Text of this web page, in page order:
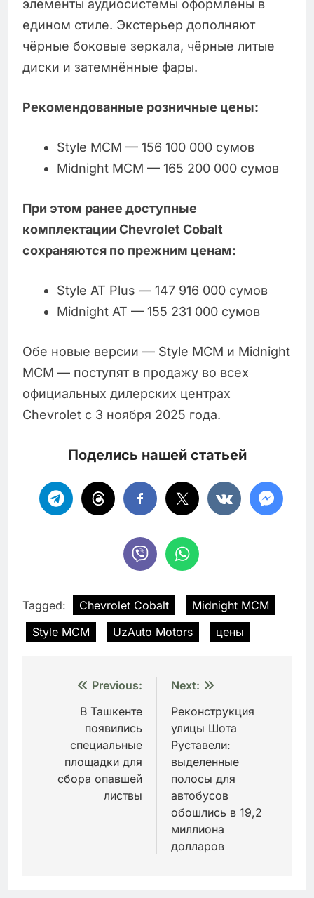
элементы аудиосистемы оформлены в
едином стиле. Экстерьер дополняют
чёрные боковые зеркала, чёрные литые
диски и затемнённые фары.
Рекомендованные розничные цены:
Style MCM — 156 100 000 сумов
Midnight MCM — 165 200 000 сумов
При этом ранее доступные
комплектации Chevrolet Cobalt
сохраняются по прежним ценам:
Style AT Plus — 147 916 000 сумов
Midnight AT — 155 231 000 сумов
Обе новые версии — Style MCM и Midnight
MCM — поступят в продажу во всех
официальных дилерских центрах
Chevrolet с 3 ноября 2025 года.
Поделись нашей статьей
Tagged: Chevrolet Cobalt
Midnight MCM
Style MCM
UzAuto Motors цены
Навигация
записям
Previous:
В Ташкенте
появились
специальные
площадки для
сбора опавшей
листвы
Next:
Реконструкция
улицы Шота
Руставели:
выделенные
полосы для
автобусов
обошлись в 19,2
миллиона
долларов